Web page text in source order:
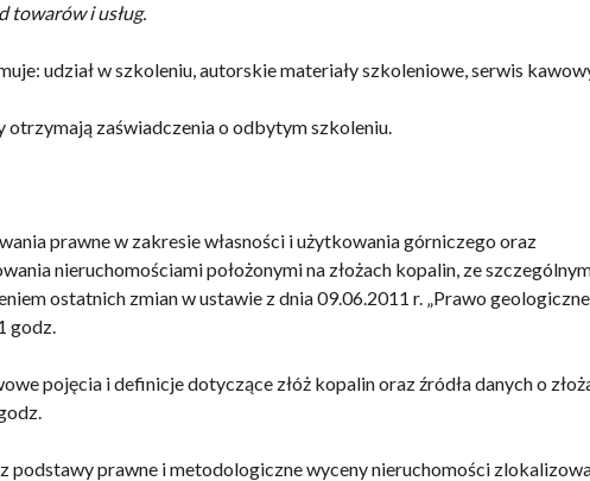
towarów i usług.
udział w szkoleniu, autorskie materiały szkoleniowe, serwis
otrzymają zaświadczenia o odbytym szkoleniu.
prawne w zakresie własności i użytkowania górniczego oraz
nieruchomościami położonymi na złożach kopalin, ze
ostatnich zmian w ustawie z dnia 09.06.2011 r. „Prawo
godz.
pojęcia i definicje dotyczące złóż kopalin oraz źródła danych o
podstawy prawne i metodologiczne wyceny nieruchomości